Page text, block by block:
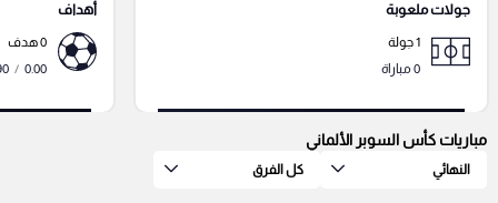
جولات ملعوبة
1 جولة
0 مباراة
أهداف
0 هدف
0.00
/
90
مباريات كأس السوبر الألماني
النهائي كل الفرق